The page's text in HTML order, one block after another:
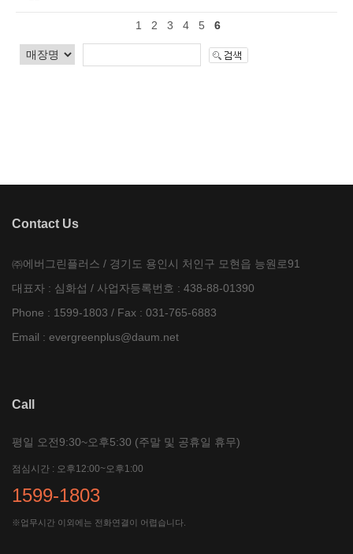
1 2 3 4 5 6
Contact Us
㈜에버그린플러스 / 경기도 용인시 처인구 모현읍 능원로91
대표자 : 심화섭 / 사업자등록번호 : 438-88-01390
Phone : 1599-1803 / Fax : 031-765-6883
Email : evergreenplus@daum.net
Call
평일 오전9:30~오후5:30 (주말 및 공휴일 휴무)
점심시간 : 오후12:00~오후1:00
1599-1803
※업무시간 이외에는 전화연결이 어렵습니다.